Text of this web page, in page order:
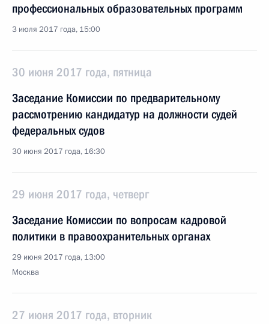
профессиональных образовательных программ
3 июля 2017 года, 15:00
30 июня 2017 года, пятница
Заседание Комиссии по предварительному
рассмотрению кандидатур на должности судей
федеральных судов
30 июня 2017 года, 16:30
29 июня 2017 года, четверг
Заседание Комиссии по вопросам кадровой
политики в правоохранительных органах
29 июня 2017 года, 13:00
Москва
27 июня 2017 года, вторник